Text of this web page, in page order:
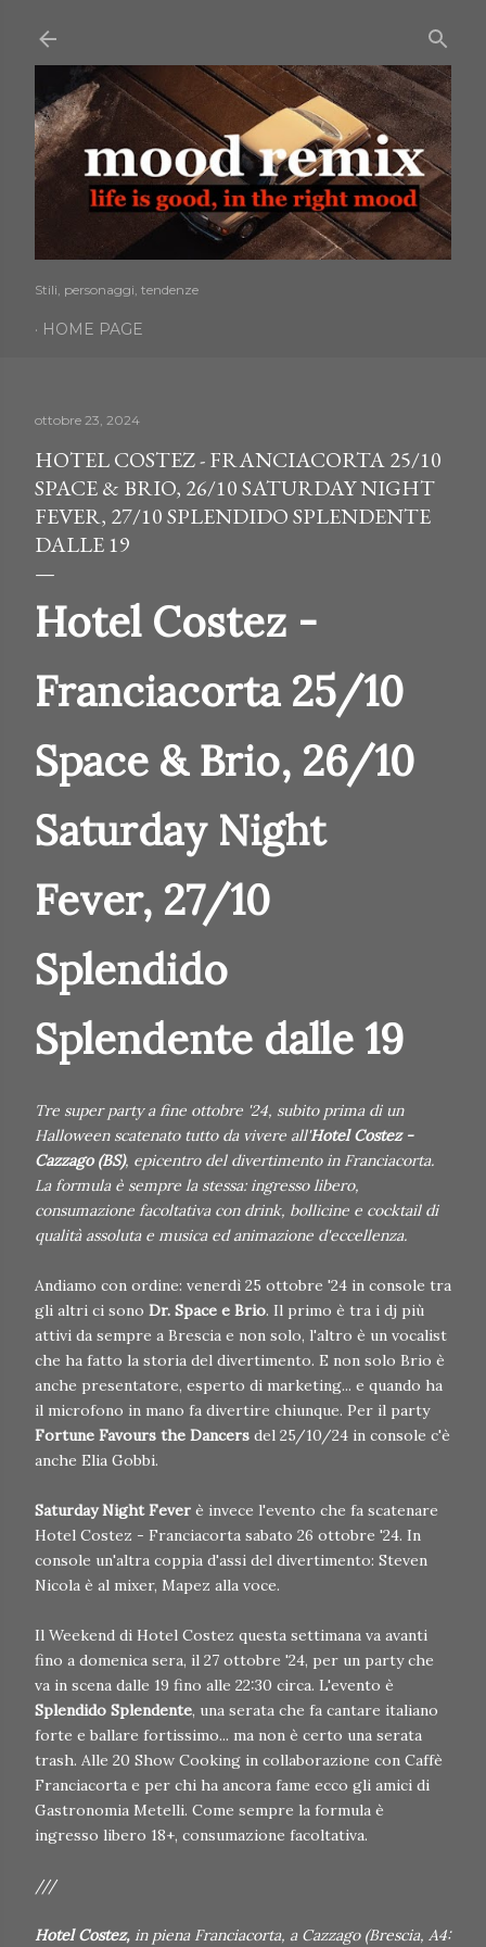
Stili, personaggi, tendenze
HOME PAGE
ottobre 23, 2024
HOTEL COSTEZ - FRANCIACORTA 25/10
SPACE & BRIO, 26/10 SATURDAY NIGHT
FEVER, 27/10 SPLENDIDO SPLENDENTE
DALLE 19
Hotel Costez -
Franciacorta 25/10
Space & Brio, 26/10
Saturday Night
Fever, 27/10
Splendido
Splendente dalle 19
Tre super party a fine ottobre '24, subito prima di un
Halloween scatenato tutto da vivere all'Hotel Costez -
Cazzago (BS), epicentro del divertimento in Franciacorta.
La formula è sempre la stessa: ingresso libero,
consumazione facoltativa con drink, bollicine e cocktail di
qualità assoluta e musica ed animazione d'eccellenza.
Andiamo con ordine: venerdì 25 ottobre '24 in console tra
gli altri ci sono Dr. Space e Brio. Il primo è tra i dj più
attivi da sempre a Brescia e non solo, l'altro è un vocalist
che ha fatto la storia del divertimento. E non solo Brio è
anche presentatore, esperto di marketing... e quando ha
il microfono in mano fa divertire chiunque. Per il party
Fortune Favours the Dancers del 25/10/24 in console c'è
anche Elia Gobbi.
Saturday Night Fever è invece l'evento che fa scatenare
Hotel Costez - Franciacorta sabato 26 ottobre '24. In
console un'altra coppia d'assi del divertimento: Steven
Nicola è al mixer, Mapez alla voce.
Il Weekend di Hotel Costez questa settimana va avanti
fino a domenica sera, il 27 ottobre '24, per un party che
va in scena dalle 19 fino alle 22:30 circa. L'evento è
Splendido Splendente, una serata che fa cantare italiano
forte e ballare fortissimo... ma non è certo una serata
trash. Alle 20 Show Cooking in collaborazione con Caffè
Franciacorta e per chi ha ancora fame ecco gli amici di
Gastronomia Metelli. Come sempre la formula è
ingresso libero 18+, consumazione facoltativa.
///
Hotel Costez, in piena Franciacorta, a Cazzago (Brescia, A4: